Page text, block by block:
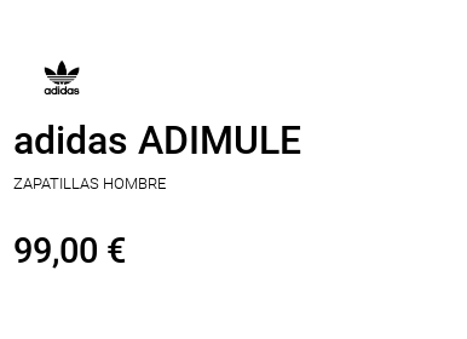
adidas ADIMULE
ZAPATILLAS HOMBRE
99,00 €